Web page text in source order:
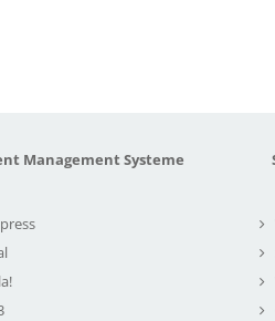
Management Systeme